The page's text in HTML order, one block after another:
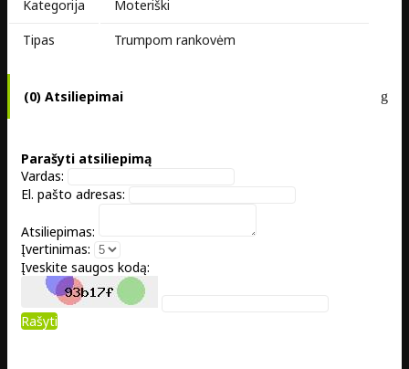
Kategorija
Moteriški
Tipas
Trumpom rankovėm
(0) Atsiliepimai
Parašyti atsiliepimą
Vardas:
El. pašto adresas:
Atsiliepimas:
Įvertinimas:
Įveskite saugos kodą:
Rašyti